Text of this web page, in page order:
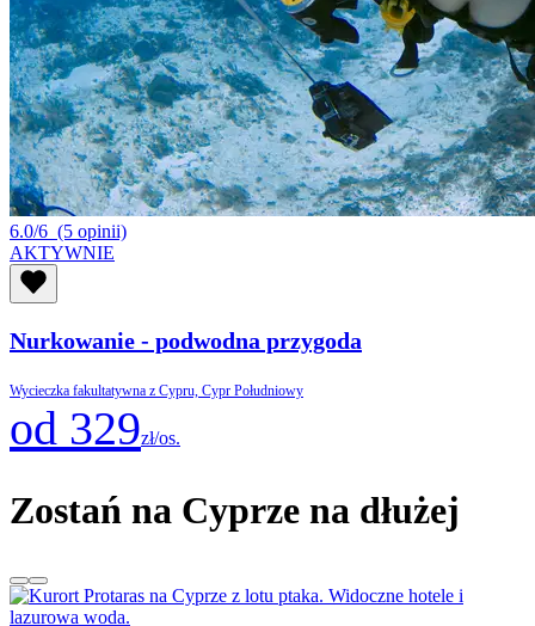
6.0/6 (5 opinii)
AKTYWNIE
Nurkowanie - podwodna przygoda
Wycieczka fakultatywna z Cypru, Cypr Południowy
od 329zł/os.
Zostań na Cyprze na dłużej